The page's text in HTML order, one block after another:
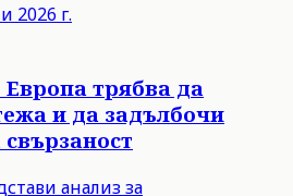
2026 г.
трябва да
и да задълбочи
анализ за